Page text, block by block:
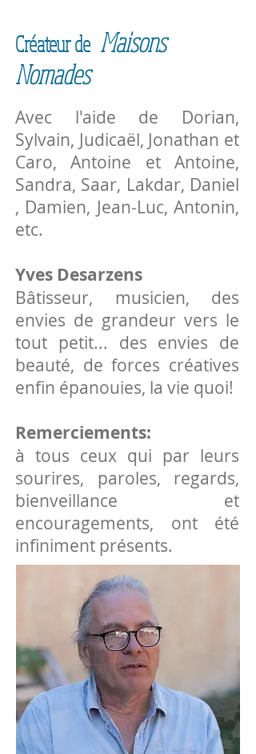
Créateur de Maisons
Nomades
Avec l'aide de Dorian,
Sylvain, Judicaël, Jonathan et
Caro, Antoine et Antoine,
Sandra, Saar, Lakdar, Daniel
, Damien, Jean-Luc, Antonin,
etc.
Yves Desarzens
Bâtisseur, musicien, des
envies de grandeur vers le
tout petit... des envies de
beauté, de forces créatives
enfin épanouies, la vie quoi!
Remerciements:
à tous ceux qui par leurs
sourires, paroles, regards,
bienveillance et
encouragements, ont été
infiniment présents.